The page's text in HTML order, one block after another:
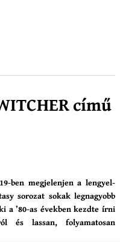
című
ben megjelenjen a lengyel-
sorozat sokak legnagyobb
a ’80-as években kezdte írni
és lassan, folyamatosan